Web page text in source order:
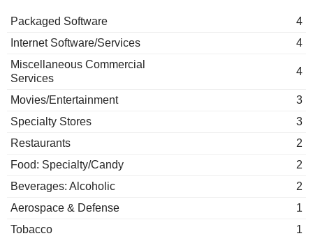
Packaged Software
4
Internet Software/Services
4
Miscellaneous Commercial
Services
4
Movies/Entertainment
3
Specialty Stores
3
Restaurants
2
Food: Specialty/Candy
2
Beverages: Alcoholic
2
Aerospace & Defense
1
Tobacco
1